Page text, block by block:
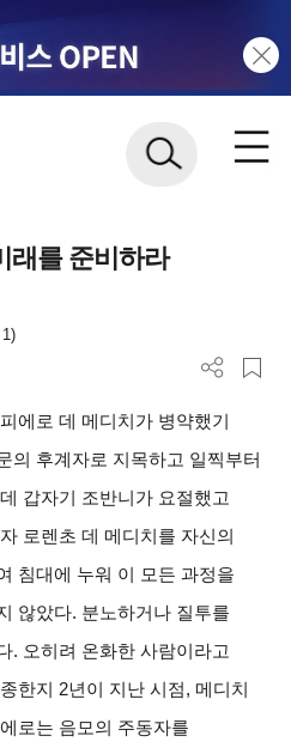
래를 준비하라
에로 데 메디치가 병약했기
의 후계자로 지목하고 일찍부터
갑자기 조반니가 요절했고
로렌초 데 메디치를 자신의
침대에 누워 이 모든 과정을
않았다. 분노하거나 질투를
. 오히려 온화한 사람이라고
한지 2년이 지난 시점, 메디치
로는 음모의 주동자를